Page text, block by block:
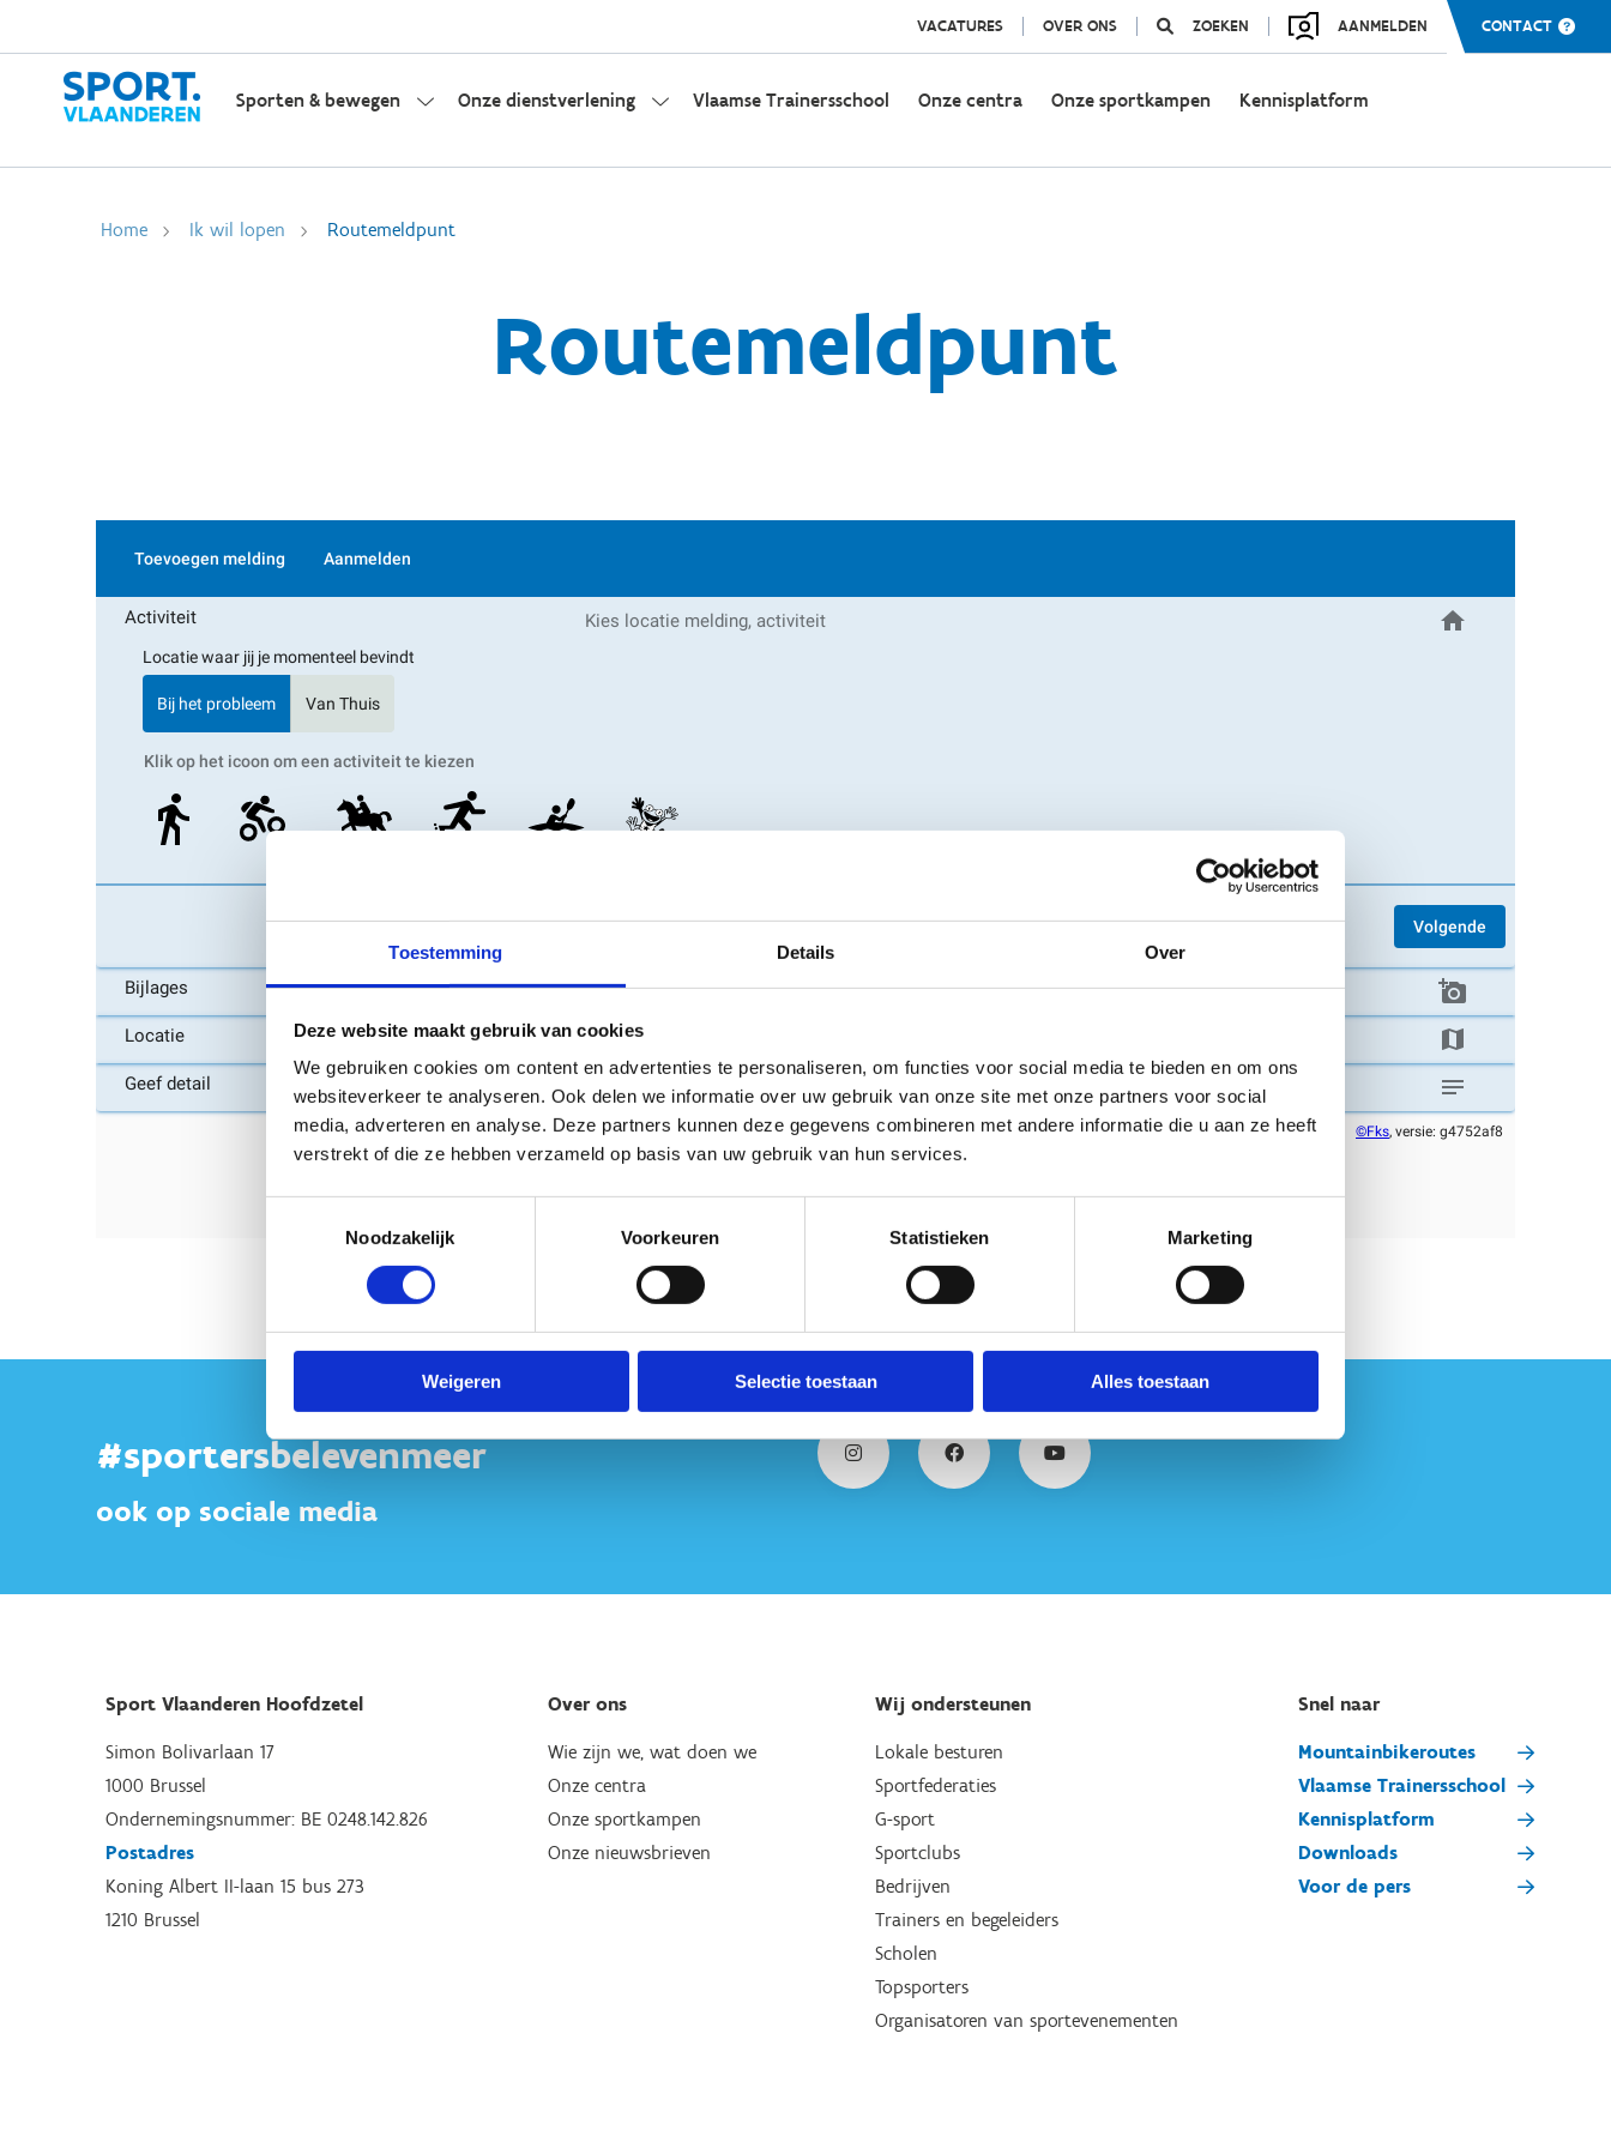
Toestemming Details Over
Deze website maakt gebruik van cookies
We gebruiken cookies om content en advertenties te personaliseren, om functies voor social media te bieden en om ons
websiteverkeer te analyseren. Ook delen we informatie over uw gebruik van onze site met onze partners voor social
media, adverteren en analyse. Deze partners kunnen deze gegevens combineren met andere informatie die u aan ze heeft
verstrekt of die ze hebben verzameld op basis van uw gebruik van hun services.
Noodzakelijk
Voorkeuren Statistieken Marketing
Weigeren Selectie toestaan Alles toestaan
VACATURES OVER ONS ZOEKEN AANMELDEN CONTACT
Sporten & bewegen Onze dienstverlening Vlaamse Trainersschool Onze centra Onze sportkampen Kennisplatform
Home Ik wil lopen Routemeldpunt
Routemeldpunt
#sportersbelevenmeer
ook op sociale media
Sport Vlaanderen Hoofdzetel
Simon Bolivarlaan 17
1000 Brussel
Ondernemingsnummer: BE 0248.142.826
Postadres
Koning Albert II-laan 15 bus 273
1210 Brussel
Over ons
Wie zijn we, wat doen we
Onze centra
Onze sportkampen
Onze nieuwsbrieven
Wij ondersteunen
Lokale besturen
Sportfederaties
G-sport
Sportclubs
Bedrijven
Trainers en begeleiders
Scholen
Topsporters
Organisatoren van sportevenementen
Snel naar
Mountainbikeroutes
Vlaamse Trainersschool
Kennisplatform
Downloads
Voor de pers